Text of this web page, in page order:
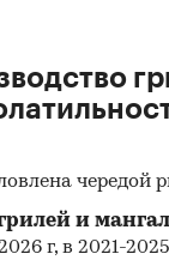
чередой
и
г, в 2021-